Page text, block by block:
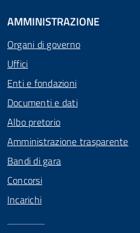
AMMINISTRAZIONE
Organi di governo
Uffici
Enti e fondazioni
Documenti e dati
Albo pretorio
Amministrazione trasparente
Bandi di gara
Concorsi
Incarichi